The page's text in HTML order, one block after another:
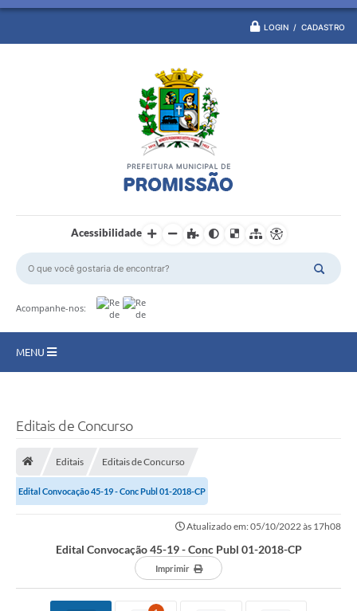
LOGIN / CADASTRO
Acessibilidade
Acompanhe-nos:
MENU
Turismo
Ouvidoria
Editais
Editais de Concurso
Editais Editais de Concurso
Edital Convocação 45-19 - Conc Publ 01-2018-CP
Atualizado em: 05/10/2022 às 17h08
Edital Convocação 45-19 - Conc Publ 01-2018-CP
Imprimir